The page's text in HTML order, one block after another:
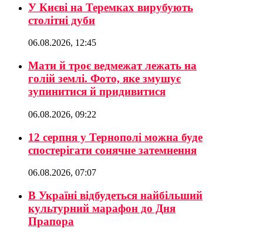
У Києві на Теремках вирубують
столітні дуби
06.08.2026, 12:45
Мати й троє ведмежат лежать на
голій землі. Фото, яке змушує
зупинитися й придивитися
06.08.2026, 09:22
12 серпня у Тернополі можна буде
спостерігати сонячне затемнення
06.08.2026, 07:07
В Україні відбудеться найбільший
культурний марафон до Дня
Прапора